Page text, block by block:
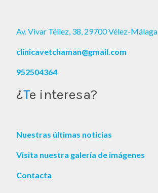
Av. Vivar Téllez, 38, 29700 Vélez-
clinicavetchaman@gmail.com
952504364
¿Te interesa?
Nuestras últimas noticias
Visita nuestra galería de imágenes
Contacta